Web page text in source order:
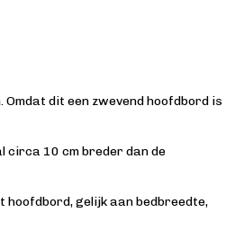
Omdat dit een zwevend hoofdbord is
circa 10 cm breder dan de
hoofdbord, gelijk aan bedbreedte,